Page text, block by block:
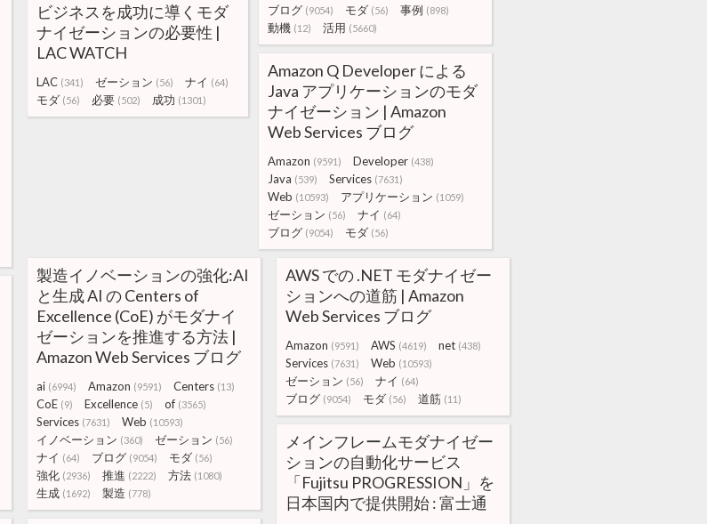
ブログ (9054) モダ (56) 事例 (898)
動機 (12) 活用 (5660)
ビジネスを成功に導くモダ
ナイゼーションの必要性 |
LAC WATCH
LAC (341) ゼーション (56) ナイ (64)
モダ (56) 必要 (502) 成功 (1301)
Amazon Q Developer による
Java アプリケーションのモダ
ナイゼーション | Amazon
Web Services ブログ
Amazon (9591) Developer (438)
Java (539) Services (7631)
Web (10593) アプリケーション (1059)
ゼーション (56) ナイ (64)
ブログ (9054) モダ (56)
製造イノベーションの強化:AI
と生成 AI の Centers of
Excellence (CoE) がモダナイ
ゼーションを推進する方法 |
Amazon Web Services ブログ
ai (6994) Amazon (9591) Centers (13)
CoE (9) Excellence (5) of (3565)
Services (7631) Web (10593)
イノベーション (360) ゼーション (56)
ナイ (64) ブログ (9054) モダ (56)
強化 (2936) 推進 (2222) 方法 (1080)
生成 (1692) 製造 (778)
AWS での .NET モダナイゼー
ションへの道筋 | Amazon
Web Services ブログ
Amazon (9591) AWS (4619) net (438)
Services (7631) Web (10593)
ゼーション (56) ナイ (64)
ブログ (9054) モダ (56) 道筋 (11)
メインフレームモダナイゼー
ションの自動化サービス
「Fujitsu PROGRESSION」を
日本国内で提供開始 : 富士通